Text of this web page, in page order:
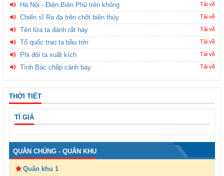
Hà Nội - Điện Biên Phủ trên không Tải về
Chiến sĩ Ra đa trên chốt biên thùy Tải về
Tên lửa ta đánh rất hay Tải về
Tổ quốc trao ta bầu trời Tải về
Phi đội ta xuất kích Tải về
Tình Bác chắp cánh bay Tải về
THỜI TIẾT
TỈ GIÁ
QUÂN CHỦNG - QUÂN KHU
Quân khu 1